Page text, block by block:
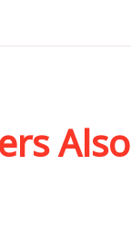
Also